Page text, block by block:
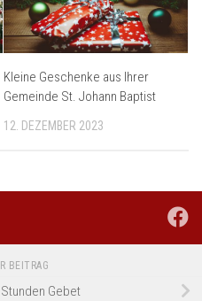
Kleine Geschenke aus Ihrer
Gemeinde St. Johann Baptist
12. DEZEMBER 2023
BEITRAG
Gebet